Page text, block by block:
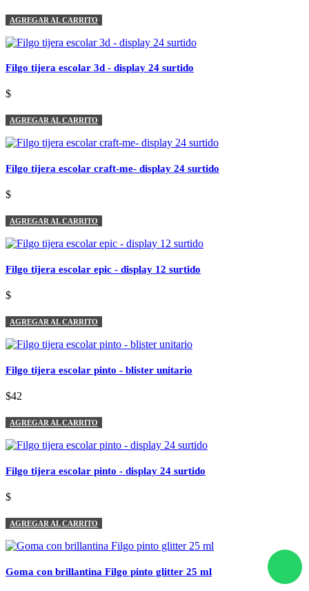
AGREGAR AL CARRITO
Filgo tijera escolar 3d - display 24 surtido
$
AGREGAR AL CARRITO
Filgo tijera escolar craft-me- display 24 surtido
$
AGREGAR AL CARRITO
Filgo tijera escolar epic - display 12 surtido
$
AGREGAR AL CARRITO
Filgo tijera escolar pinto - blister unitario
$42
AGREGAR AL CARRITO
Filgo tijera escolar pinto - display 24 surtido
$
AGREGAR AL CARRITO
Goma con brillantina Filgo pinto glitter 25 ml